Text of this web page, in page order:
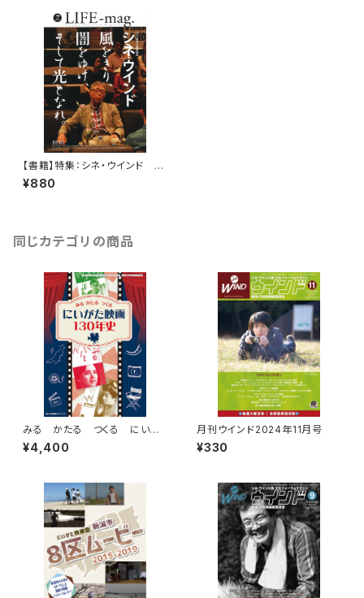
【書籍】特集：シネ・ウインド LI
FE-mag.vol.007
¥880
同じカテゴリの商品
みる かたる つくる にいが
た映画130年史
¥4,400
月刊ウインド2024年11月号
¥330